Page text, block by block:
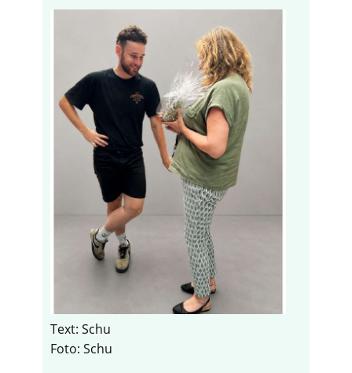
Text: Schu
Foto: Schu